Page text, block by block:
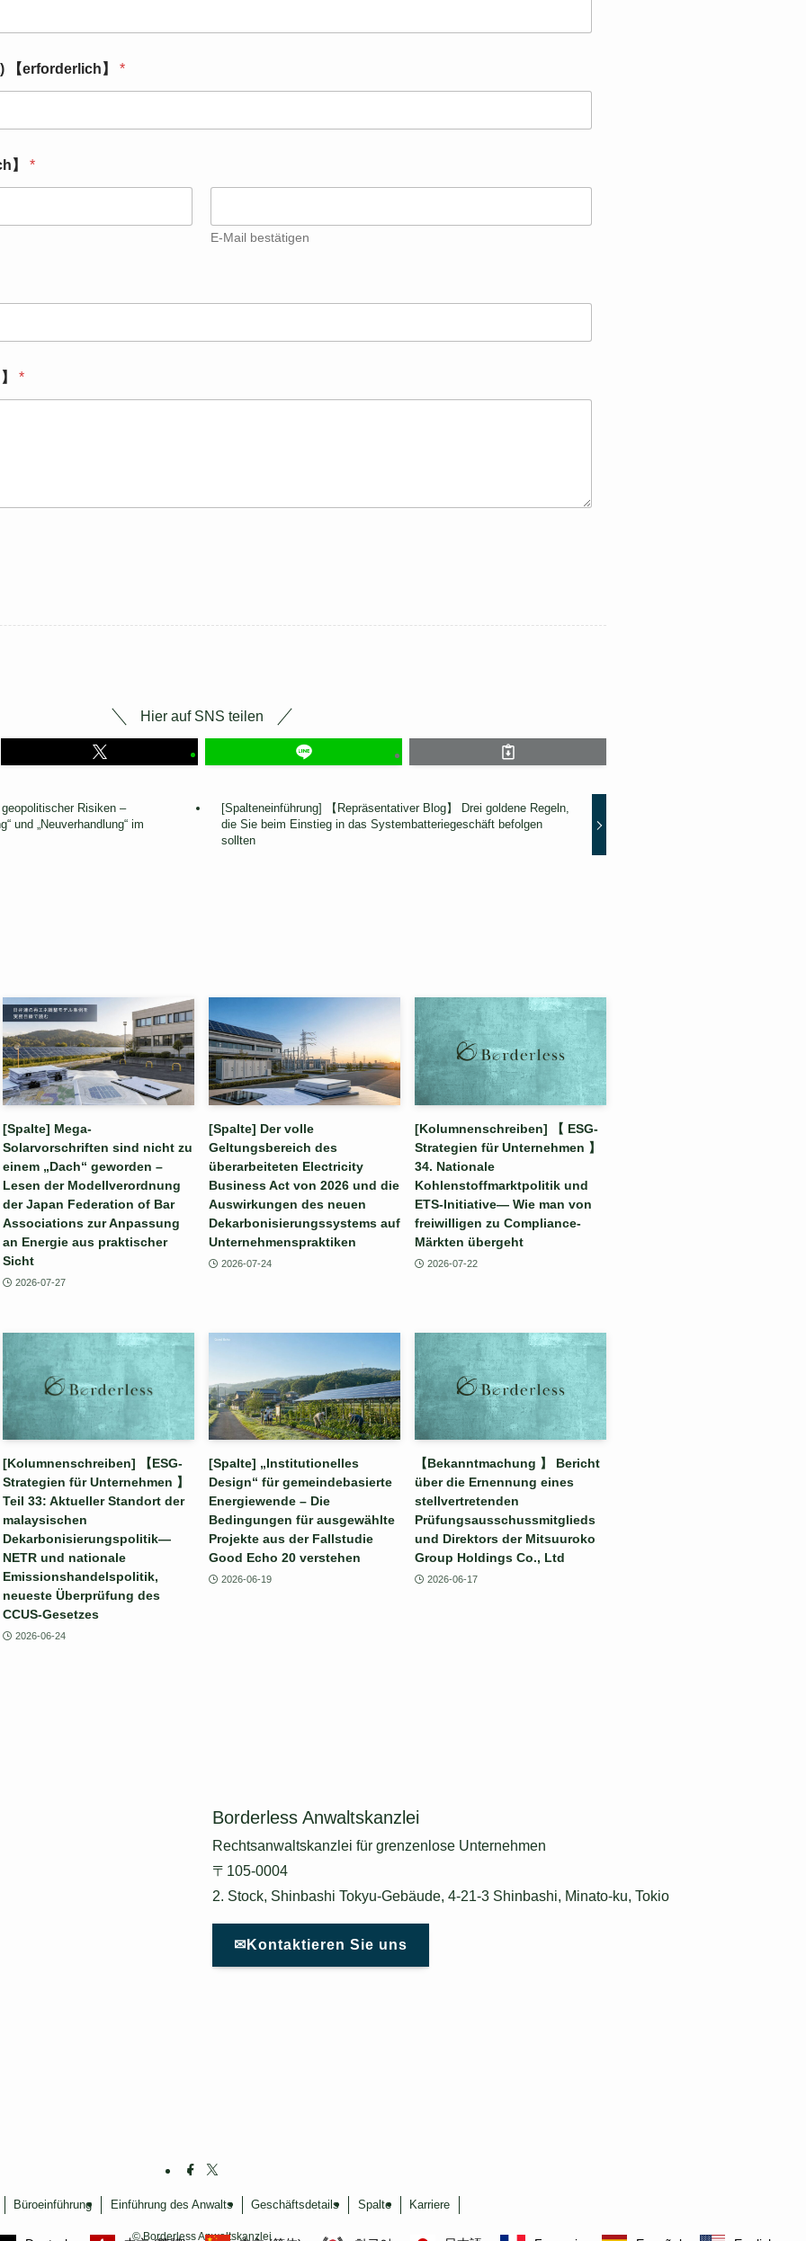
【erforderlich】 *
】 *
E-Mail bestätigen
*
Hier auf SNS teilen
Risiken –
und „Neuverhandlung“ im
[Spalteneinführung] 【Repräsentativer Blog】 Drei goldene Regeln,
die Sie beim Einstieg in das Systembatteriegeschäft befolgen
sollten
[Spalte] Mega-
Solarvorschriften sind nicht zu
einem „Dach“ geworden –
Lesen der Modellverordnung
der Japan Federation of Bar
Associations zur Anpassung
an Energie aus praktischer
Sicht
2026-07-27
[Spalte] Der volle
Geltungsbereich des
überarbeiteten Electricity
Business Act von 2026 und die
Auswirkungen des neuen
Dekarbonisierungssystems auf
Unternehmenspraktiken
2026-07-24
[Kolumnenschreiben] 【 ESG-
Strategien für Unternehmen 】
34. Nationale
Kohlenstoffmarktpolitik und
ETS-Initiative— Wie man von
freiwilligen zu Compliance-
Märkten übergeht
2026-07-22
[Kolumnenschreiben] 【ESG-
Strategien für Unternehmen 】
Teil 33: Aktueller Standort der
malaysischen
Dekarbonisierungspolitik—
NETR und nationale
Emissionshandelspolitik,
neueste Überprüfung des
CCUS-Gesetzes
2026-06-24
[Spalte] „Institutionelles
Design“ für gemeindebasierte
Energiewende – Die
Bedingungen für ausgewählte
Projekte aus der Fallstudie
Good Echo 20 verstehen
2026-06-19
【Bekanntmachung 】 Bericht
über die Ernennung eines
stellvertretenden
Prüfungsausschussmitglieds
und Direktors der Mitsuuroko
Group Holdings Co., Ltd
2026-06-17
Borderless Anwaltskanzlei
Rechtsanwaltskanzlei für grenzenlose Unternehmen
〒105-0004
2. Stock, Shinbashi Tokyu-Gebäude, 4-21-3 Shinbashi, Minato-ku, Tokio
✉Kontaktieren Sie uns
Büroeinführung Einführung des Anwalts Geschäftsdetails Spalte Karriere
©Borderless Anwaltskanzlei